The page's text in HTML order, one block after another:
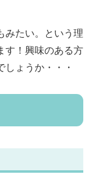
みたい。という理
す！興味のある方
ょうか・・・